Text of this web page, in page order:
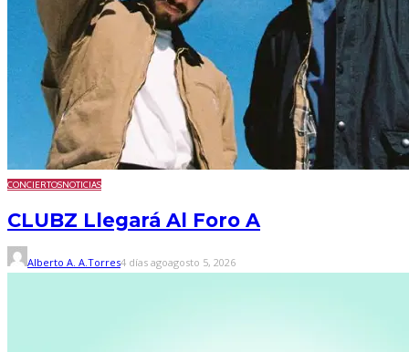
CONCIERTOSNOTICIAS
CLUBZ Llegará Al Foro A
Alberto A. A.Torres4 días agoagosto 5, 2026